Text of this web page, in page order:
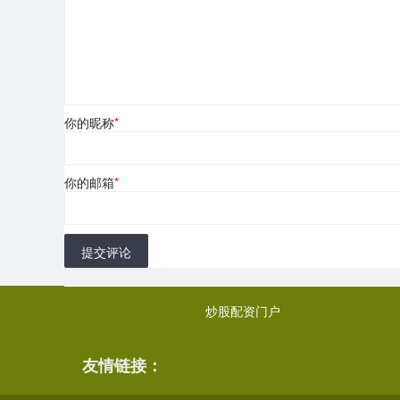
你的昵称*
你的邮箱*
提交评论
炒股配资门户
友情链接：